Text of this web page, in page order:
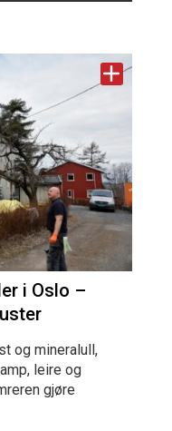
i Oslo –
og mineralull,
leire og
gjøre